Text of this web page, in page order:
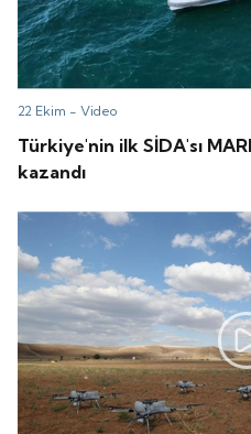
22 Ekim -Video
Türkiye'nin ilk SİDA'sı
kazandı